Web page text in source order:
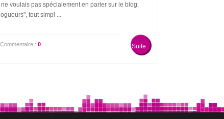
voulais pas spécialement en parler sur le blog.
tout simpl ...
Suite...
Commentaire :0